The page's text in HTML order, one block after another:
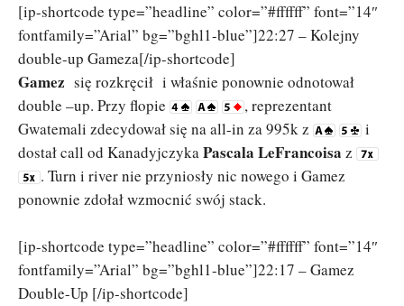
[ip-shortcode type=”headline” color=”#ffffff” font=”14″
fontfamily=”Arial” bg=”bghl1-blue”]22:27 – Kolejny
double-up Gameza[/ip-shortcode]
Gamez się rozkręcił i właśnie ponownie odnotował
double –up. Przy flopie
, reprezentant
Gwatemali zdecydował się na all-in za 995k z
i
dostał call od KanadyjczykaPascala LeFrancoisa z
. Turn i river nie przyniosły nic nowego i Gamez
ponownie zdołał wzmocnić swój stack.
[ip-shortcode type=”headline” color=”#ffffff” font=”14″
fontfamily=”Arial” bg=”bghl1-blue”]22:17 – Gamez
Double-Up [/ip-shortcode]